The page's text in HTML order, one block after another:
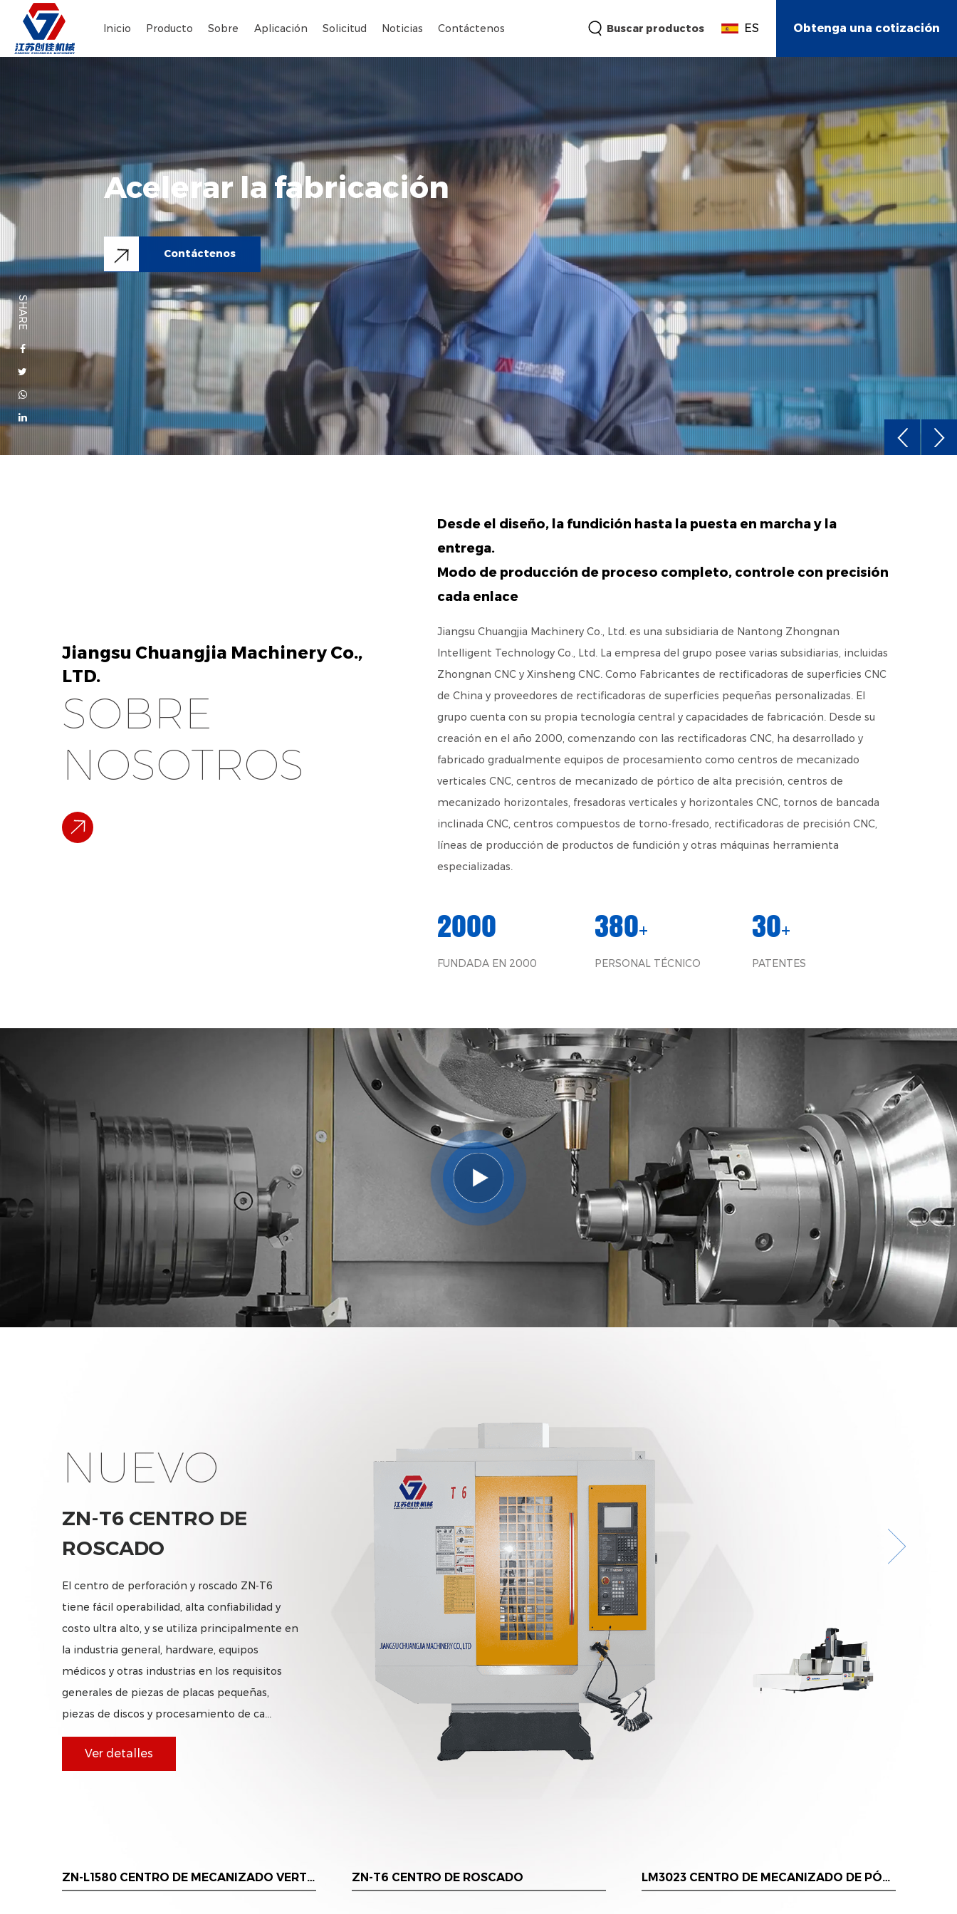
Inicio Producto Sobre Aplicación Solicitud Noticias Contáctenos Buscar productos ES Obtenga una cotización
Acelerar la fabricación
Contáctenos
SHARE
Jiangsu Chuangjia Machinery Co.,
LTD.
SOBRE
NOSOTROS
Desde el diseño, la fundición hasta la puesta en marcha y la
entrega.
Modo de producción de proceso completo, controle con precisión
cada enlace
Jiangsu Chuangjia Machinery Co., Ltd. es una subsidiaria de Nantong Zhongnan
Intelligent Technology Co., Ltd. La empresa del grupo posee varias subsidiarias, incluidas
Zhongnan CNC y Xinsheng CNC. Como Fabricantes de rectificadoras de superficies CNC
de China y proveedores de rectificadoras de superficies pequeñas personalizadas. El
grupo cuenta con su propia tecnología central y capacidades de fabricación. Desde su
creación en el año 2000, comenzando con las rectificadoras CNC, ha desarrollado y
fabricado gradualmente equipos de procesamiento como centros de mecanizado
verticales CNC, centros de mecanizado de pórtico de alta precisión, centros de
mecanizado horizontales, fresadoras verticales y horizontales CNC, tornos de bancada
inclinada CNC, centros compuestos de torno-fresado, rectificadoras de precisión CNC,
líneas de producción de productos de fundición y otras máquinas herramienta
especializadas.
2000
FUNDADA EN 2000
380+
PERSONAL TÉCNICO
30+
PATENTES
NUEVO
ZN-T6 CENTRO DE
ROSCADO
El centro de perforación y roscado ZN-T6
tiene fácil operabilidad, alta confiabilidad y
costo ultra alto, y se utiliza principalmente en
la industria general, hardware, equipos
médicos y otras industrias en los requisitos
generales de piezas de placas pequeñas,
piezas de discos y procesamiento de ca...
Ver detalles
ZN-L1580 CENTRO DE MECANIZADO VERTICAL ZN-T6 CENTRO DE ROSCADO LM3023 CENTRO DE MECANIZADO DE PÓRTICO